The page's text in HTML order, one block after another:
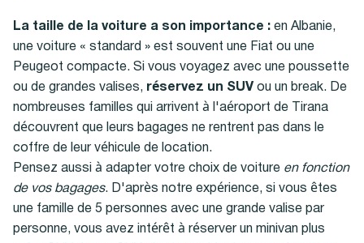
La taille de la voiture a son importance : en Albanie,
une voiture « standard » est souvent une Fiat ou une
Peugeot compacte. Si vous voyagez avec une poussette
ou de grandes valises, réservez un SUV ou un break. De
nombreuses familles qui arrivent à l'aéroport de Tirana
découvrent que leurs bagages ne rentrent pas dans le
coffre de leur véhicule de location.
Pensez aussi à adapter votre choix de voiture en fonction
de vos bagages. D'après notre expérience, si vous êtes
une famille de 5 personnes avec une grande valise par
personne, vous avez intérêt à réserver un minivan plus